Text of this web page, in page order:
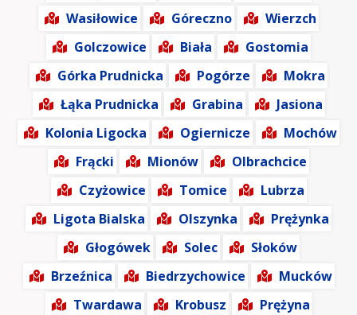
Wasiłowice
Góreczno
Wierzch
Golczowice
Biała
Gostomia
Górka Prudnicka
Pogórze
Mokra
Łąka Prudnicka
Grabina
Jasiona
Kolonia Ligocka
Ogiernicze
Mochów
Frącki
Mionów
Olbrachcice
Czyżowice
Tomice
Lubrza
Ligota Bialska
Olszynka
Prężynka
Głogówek
Solec
Słoków
Brzeźnica
Biedrzychowice
Mucków
Twardawa
Krobusz
Prężyna